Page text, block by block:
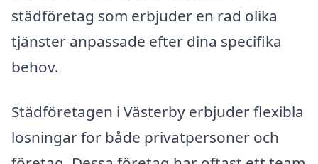
städföretag som erbjuder en rad olika
tjänster anpassade efter dina specifika
behov.
Städföretagen i Västerby erbjuder flexibla
lösningar för både privatpersoner och